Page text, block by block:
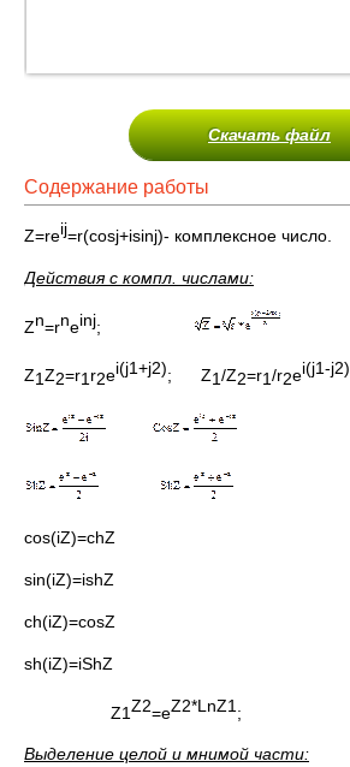
Скачать файл
Содержание работы
Z=reij=r(cosj+isinj)- комплексное число.
Действия с компл. числами:
Zn=rneinj;
Z1Z2=r1r2ei(j1+j2); Z1/Z2=r1/r2ei(j1-j2)
cos(iZ)=chZ
sin(iZ)=ishZ
ch(iZ)=cosZ
sh(iZ)=iShZ
Z1Z2=eZ2*LnZ1 ;
Выделение целой и мнимой части: